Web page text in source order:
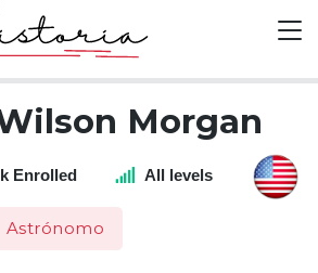
Morgan
Enrolled All levels
Astrónomo